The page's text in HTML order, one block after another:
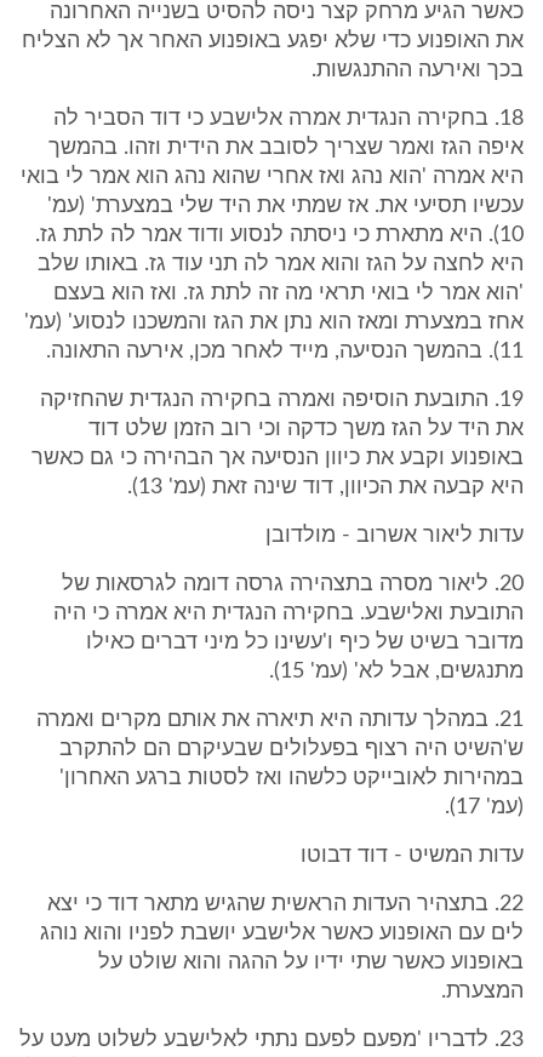
כאשר הגיע מרחק קצר ניסה להסיט בשנייה האחרונה
את האופנוע כדי שלא יפגע באופנוע האחר אך לא הצליח
בכך ואירעה ההתנגשות.
18. בחקירה הנגדית אמרה אלישבע כי דוד הסביר לה
איפה הגז ואמר שצריך לסובב את הידית וזהו. בהמשך
היא אמרה 'הוא נהג ואז אחרי שהוא נהג הוא אמר לי בואי
עכשיו תסיעי את. אז שמתי את היד שלי במצערת' (עמ'
10). היא מתארת כי ניסתה לנסוע ודוד אמר לה לתת גז.
היא לחצה על הגז והוא אמר לה תני עוד גז. באותו שלב
'הוא אמר לי בואי תראי מה זה לתת גז. ואז הוא בעצם
אחז במצערת ומאז הוא נתן את הגז והמשכנו לנסוע' (עמ'
11). בהמשך הנסיעה, מייד לאחר מכן, אירעה התאונה.
19. התובעת הוסיפה ואמרה בחקירה הנגדית שהחזיקה
את היד על הגז משך כדקה וכי רוב הזמן שלט דוד
באופנוע וקבע את כיוון הנסיעה אך הבהירה כי גם כאשר
היא קבעה את הכיוון, דוד שינה זאת (עמ' 13).
עדות ליאור אשרוב - מולדובן
20. ליאור מסרה בתצהירה גרסה דומה לגרסאות של
התובעת ואלישבע. בחקירה הנגדית היא אמרה כי היה
מדובר בשיט של כיף ו'עשינו כל מיני דברים כאילו
מתנגשים, אבל לא' (עמ' 15).
21. במהלך עדותה היא תיארה את אותם מקרים ואמרה
ש'השיט היה רצוף בפעלולים שבעיקרם הם להתקרב
במהירות לאובייקט כלשהו ואז לסטות ברגע האחרון'
(עמ' 17).
עדות המשיט - דוד דבוטו
22. בתצהיר העדות הראשית שהגיש מתאר דוד כי יצא
לים עם האופנוע כאשר אלישבע יושבת לפניו והוא נוהג
באופנוע כאשר שתי ידיו על ההגה והוא שולט על
המצערת.
23. לדבריו 'מפעם לפעם נתתי לאלישבע לשלוט מעט על